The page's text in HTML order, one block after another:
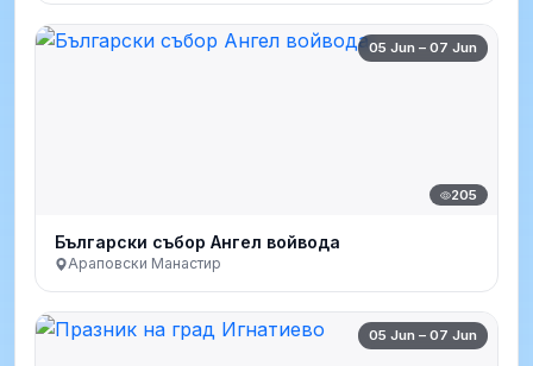
05 Jun – 07 Jun
205
Български събор Ангел войвода
Араповски Манастир
05 Jun – 07 Jun